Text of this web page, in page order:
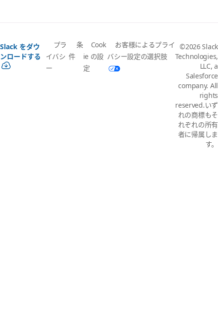
Slack をダウ
ンロードする
プラ
イバシ
ー
条
件
Cook
ie の設
定
お客様によるプライ
バシー設定の選択肢
©2026 Slack
Technologies,
LLC, a
Salesforce
company. All
rights
reserved.いず
れの商標もそ
れぞれの所有
者に帰属しま
す。